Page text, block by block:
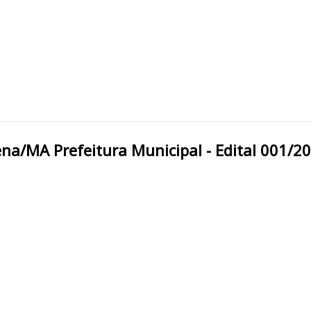
SANTA HELENA/MA Santa Helena/MA Prefeitura Municipal - Edital